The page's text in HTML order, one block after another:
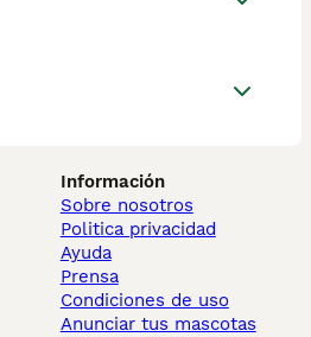
Información
Sobre nosotros
Politica privacidad
Ayuda
Prensa
Condiciones de uso
Anunciar tus mascotas